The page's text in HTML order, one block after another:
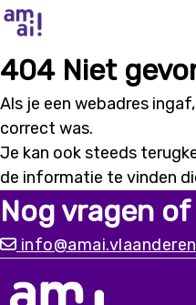
404 Niet
Als je een webadres
correct was.
Je kan ook steeds
de informatie te vinden
Nog vragen
info@amai.vlaanderen